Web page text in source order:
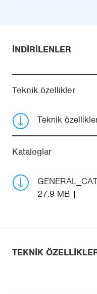
İNDIRILENLER
Teknik özellikler
Teknik
Kataloglar
27.9 MB
TEKNIK